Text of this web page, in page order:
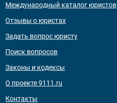
Международный каталог юристов
Отзывы о юристах
Задать вопрос юристу
Поиск вопросов
Законы и кодексы
О проекте 9111.ru
Контакты